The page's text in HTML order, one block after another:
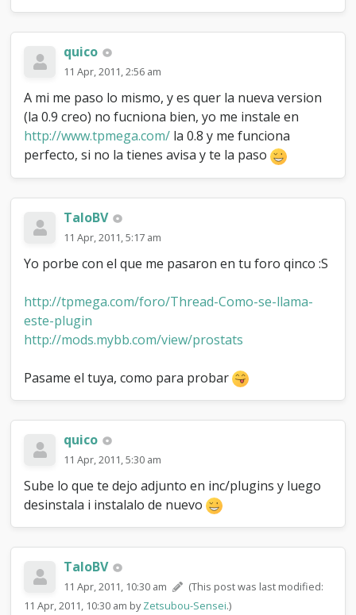
quico
11 Apr, 2011, 2:56 am
A mi me paso lo mismo, y es quer la nueva version
(la 0.9 creo) no fucniona bien, yo me instale en
http://www.tpmega.com/ la 0.8 y me funciona
perfecto, si no la tienes avisa y te la paso
TaloBV
11 Apr, 2011, 5:17 am
Yo porbe con el que me pasaron en tu foro qinco :S
http://tpmega.com/foro/Thread-Como-se-llama-
este-plugin
http://mods.mybb.com/view/prostats
Pasame el tuya, como para probar
quico
11 Apr, 2011, 5:30 am
Sube lo que te dejo adjunto en inc/plugins y luego
desinstala i instalalo de nuevo
TaloBV
11 Apr, 2011, 10:30 am
(This post was last modified:
11 Apr, 2011, 10:30 am byZetsubou-Sensei.)